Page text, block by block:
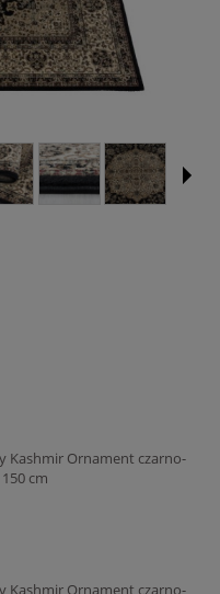
Kashmir Ornament czarno-
cm